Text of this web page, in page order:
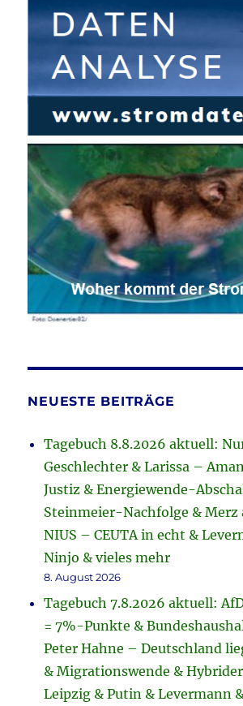
NEUESTE BEITRÄGE
Tagebuch 8.8.2026 aktuell:
Geschlechter & Larissa –
Justiz & Energiewende-
Steinmeier-Nachfolge & Merz
NIUS – CEUTA in echt &
Ninjo & vieles mehr
8. August 2026
Tagebuch 7.8.2026 aktuell:
= 7%-Punkte &
Peter Hahne – Deutschland
& Migrationswende &
Leipzig & Putin & Levermann